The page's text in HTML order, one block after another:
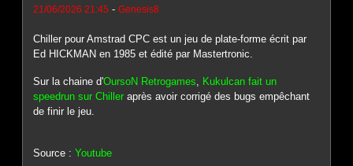
21/06/2026 21:45 -Genesis8
Chiller pour Amstrad CPC est un jeu de plate-forme écrit par
Ed HICKMAN en 1985 et édité par Mastertronic.
Sur la chaine d'OursoN Retrogames
Kukulcan fait un
speedrun sur Chilleraprès avoir corrigé des bugs empêchant
de finir le jeu.
Source :Youtube